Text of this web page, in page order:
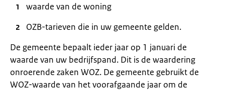
waarde van de woning
OZB-tarieven die in uw gemeente gelden.
De gemeente bepaalt ieder jaar op 1 januari de
waarde van uw bedrijfspand. Dit is de waardering
onroerende zaken WOZ. De gemeente gebruikt de
WOZ-waarde van het voorafgaande jaar om de